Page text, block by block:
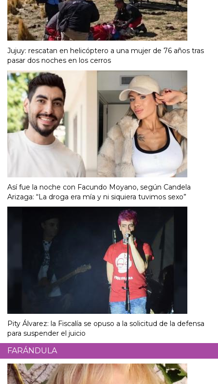
Jujuy: rescatan en helicóptero a una mujer de 76 años tras
pasar dos noches en los cerros
Así fue la noche con Facundo Moyano, según Candela
Arizaga: “La droga era mía y ni siquiera tuvimos sexo”
Pity Álvarez: la Fiscalía se opuso a la solicitud de la defensa
para suspender el juicio
FARÁNDULA